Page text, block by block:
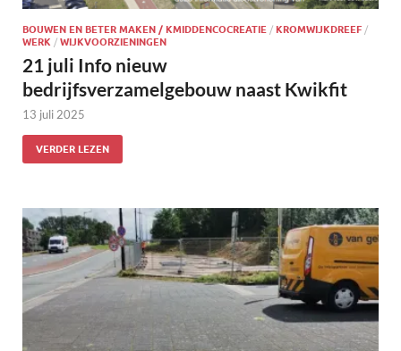
BOUWEN EN BETER MAKEN / KMIDDENCOCREATIE / KROMWIJKDREEF /
WERK / WIJKVOORZIENINGEN
21 juli Info nieuw
bedrijfsverzamelgebouw naast Kwikfit
13 juli 2025
VERDER LEZEN